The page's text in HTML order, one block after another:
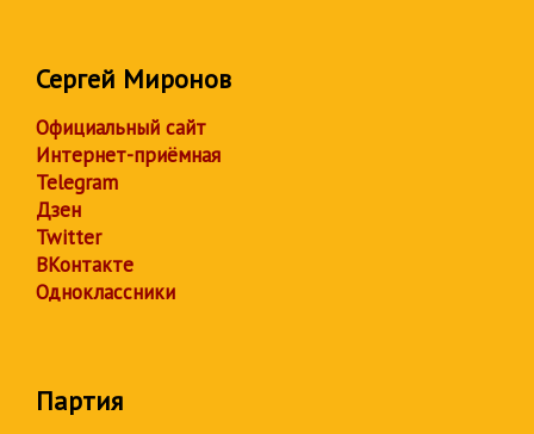
Сергей Миронов
Официальный сайт
Интернет-приёмная
Telegram
Дзен
Twitter
ВКонтакте
Одноклассники
Партия